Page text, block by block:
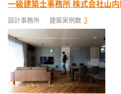
一級建築士事務所 株式会社山
設計事務所 建築実例数 3